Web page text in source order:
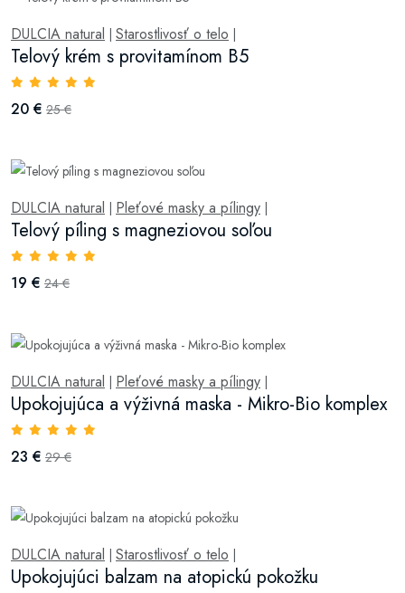
DULCIA natural Starostlivosť o telo
Telový krém s provitamínom B5
20 € 25 €
DULCIA natural | Pleťové masky a pílingy |
Telový píling s magneziovou soľou
19 € 24 €
DULCIA natural | Pleťové masky a pílingy |
Upokojujúca a výživná maska - Mikro-Bio komplex
23 € 29 €
DULCIA natural Starostlivosť o telo
Upokojujúci balzam na atopickú pokožku